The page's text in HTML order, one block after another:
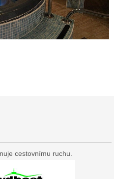
cestovnímu ruchu.